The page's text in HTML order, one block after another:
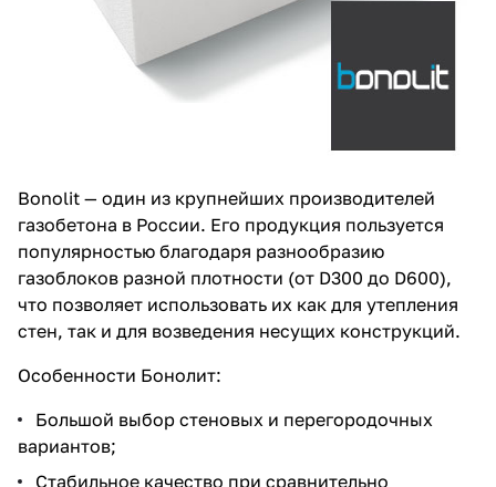
Bonolit — один из крупнейших производителей
газобетона в России. Его продукция пользуется
популярностью благодаря разнообразию
газоблоков разной плотности (от D300 до D600),
что позволяет использовать их как для утепления
стен, так и для возведения несущих конструкций.
Особенности Бонолит:
Большой выбор стеновых и перегородочных
вариантов;
Стабильное качество при сравнительно